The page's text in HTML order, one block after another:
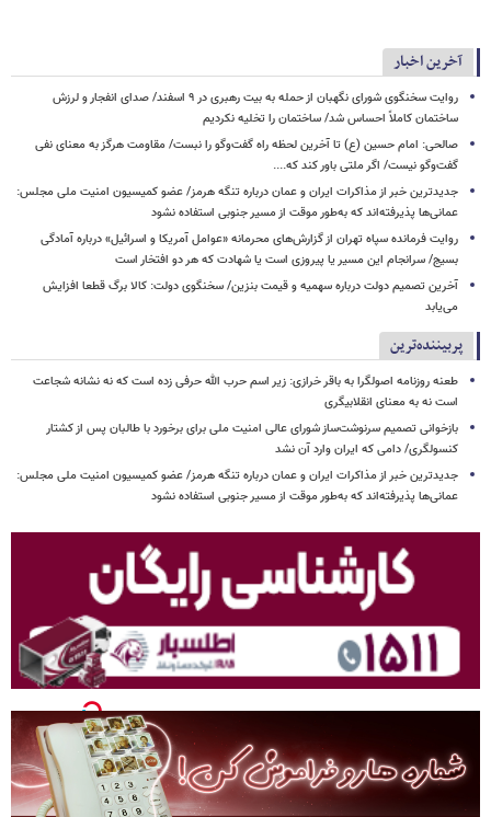
آخرین اخبار
روایت سخنگوی شورای نگهبان از حمله به بیت رهبری در ۹ اسفند/ صدای انفجار و لرزش
ساختمان کاملاً احساس شد/ ساختمان را تخلیه نکردیم
صالحی: امام حسین (ع) تا آخرین لحظه راه گفت‌وگو را نبست/ مقاومت هرگز به معنای نفی
گفت‌وگو نیست/ اگر ملتی باور کند که....
جدیدترین خبر از مذاکرات ایران و عمان درباره تنگه هرمز/ عضو کمیسیون امنیت ملی مجلس:
عمانی‌ها پذیرفته‌اند که به‌طور موقت از مسیر جنوبی استفاده نشود
روایت فرمانده سپاه تهران از گزارش‌های محرمانه «عوامل آمریکا و اسرائیل» درباره آمادگی
بسیج/ سرانجام این مسیر یا پیروزی است یا شهادت که هر دو افتخار است
آخرین تصمیم دولت درباره سهمیه و قیمت بنزین/ سخنگوی دولت: کالا برگ قطعا افزایش
می‌یابد
پربیننده‌ترین
طعنه روزنامه اصولگرا به باقر خرازی: زیر اسم حرب الله حرفی زده است که نه نشانه شجاعت
است نه به معنای انقلابیگری
بازخوانی تصمیم سرنوشت‌ساز شورای عالی امنیت ملی برای برخورد با طالبان پس از کشتار
کنسولگری/ دامی که ایران وارد آن نشد
جدیدترین خبر از مذاکرات ایران و عمان درباره تنگه هرمز/ عضو کمیسیون امنیت ملی مجلس:
عمانی‌ها پذیرفته‌اند که به‌طور موقت از مسیر جنوبی استفاده نشود